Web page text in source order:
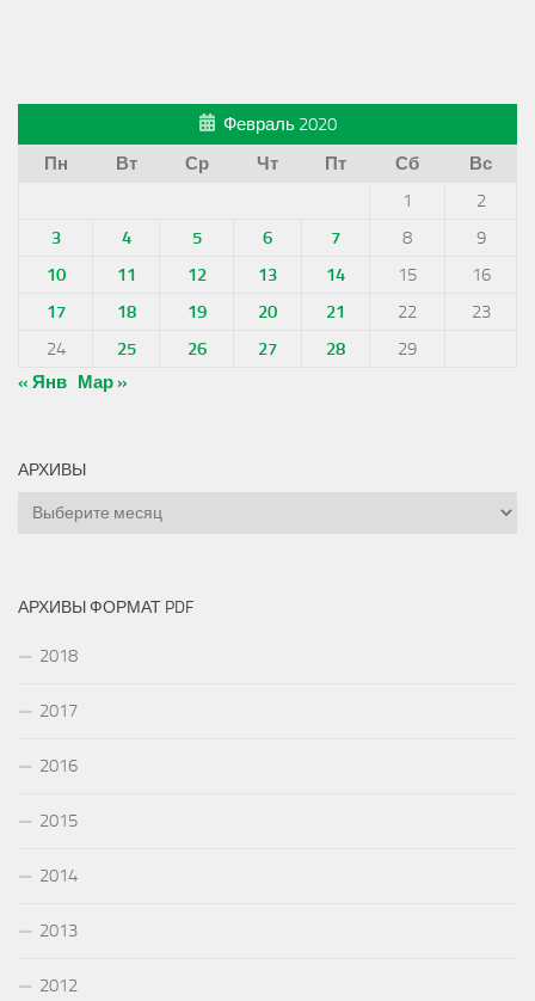
Февраль 2020
Пн
Вт Ср Чт Пт Сб
Вс
1
2
3
4 5 6 7 8
9
10
11 12 13 14 15
16
17
18 19 20 21 22
23
24
25 26 27 28
29
« Янв Мар »
АРХИВЫ
Архивы
АРХИВЫ ФОРМАТ PDF
2018
2017
2016
2015
2014
2013
2012